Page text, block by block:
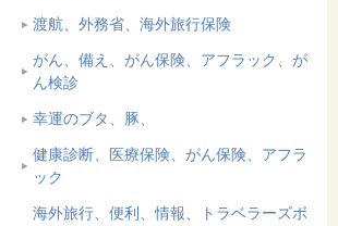
渡航、外務省、海外旅行保険
がん、備え、がん保険、アフラック、が
ん検診
幸運のブタ、豚、
健康診断、医療保険、がん保険、アフラ
ック
海外旅行、便利、情報、トラベラーズボ